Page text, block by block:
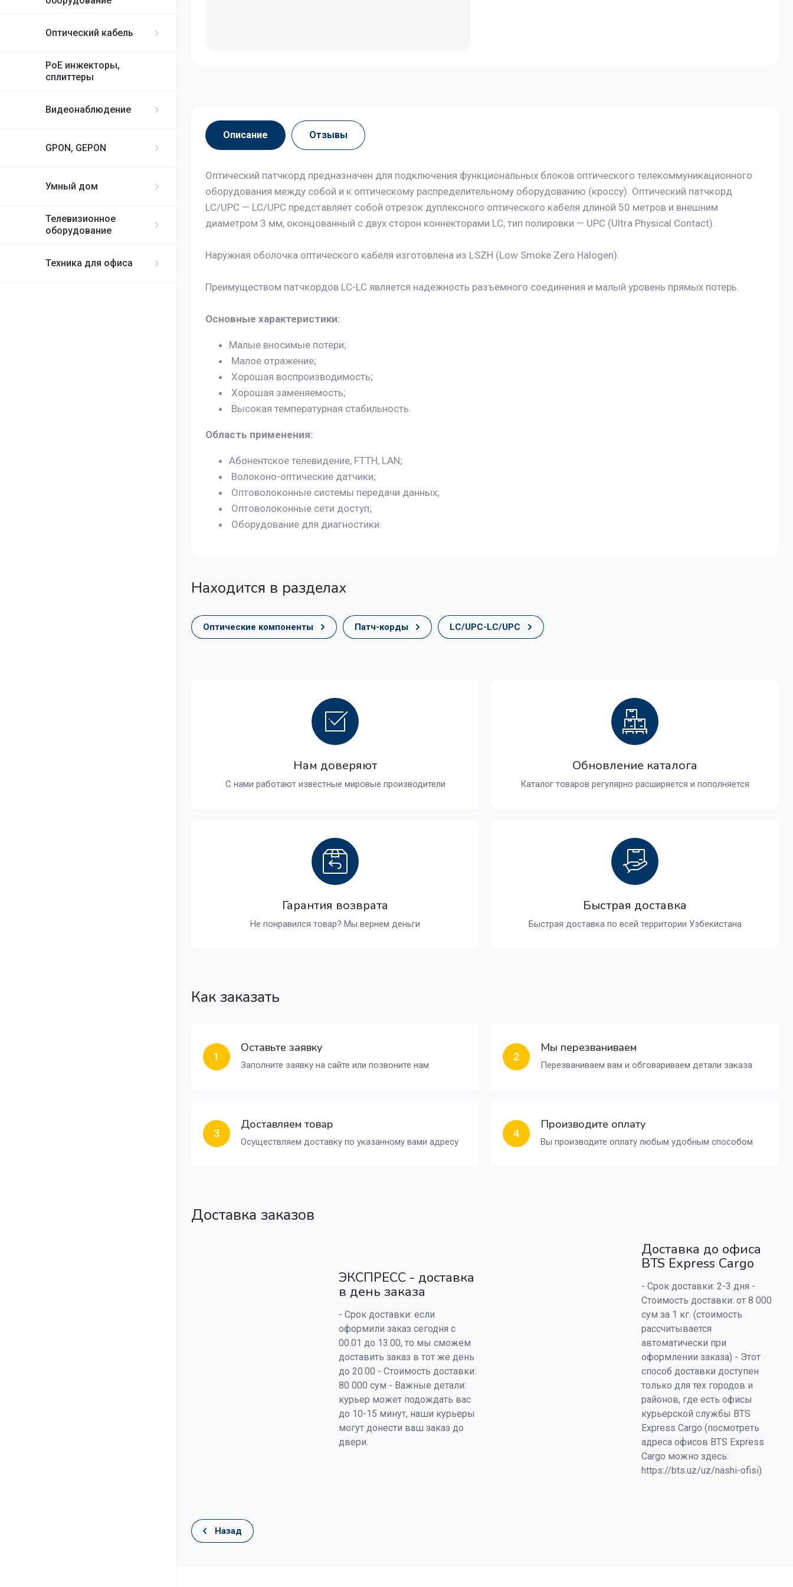
Оптический кабель
PoE инжекторы,
сплиттеры
Видеонаблюдение
GPON, GEPON
Умный дом
Телевизионное
оборудование
Техника для офиса
Описание Отзывы
Оптический патчкорд предназначен для подключения функциональных блоков оптического телекоммуникационного
оборудования между собой и к оптическому распределительному оборудованию (кроссу). Оптический патчкорд
LC/UPC — LC/UPC представляет собой отрезок дуплексного оптического кабеля длиной 50 метров и внешним
диаметром 3 мм, оконцованный с двух сторон коннекторами LC, тип полировки — UPC (Ultra Physical Contact).
Наружная оболочка оптического кабеля изготовлена из LSZH (Low Smoke Zero Halogen).
Преимуществом патчкордов LC-LC является надежность разъемного соединения и малый уровень прямых потерь.
Основные характеристики:
Малые вносимые потери;
Малое отражение;
Хорошая воспроизводимость;
Хорошая заменяемость;
Высокая температурная стабильность.
Область применения:
Абонентское телевидение, FTTH, LAN;
Волоконо-оптические датчики;
Оптоволоконные системы передачи данных;
Оптоволоконные сети доступ;
Оборудование для диагностики.
Находится в разделах
Оптические компоненты Патч-корды LC/UPC-LC/UPC
Нам доверяют
С нами работают известные мировые производители
Обновление каталога
Каталог товаров регулярно расширяется и пополняется
Гарантия возврата
Не понравился товар? Мы вернем деньги
Быстрая доставка
Быстрая доставка по всей территории Узбекистана
Как заказать
1
Оставьте заявку
Заполните заявку на сайте или позвоните нам
2
Мы перезваниваем
Перезваниваем вам и обговариваем детали заказа
3
Доставляем товар
Осуществляем доставку по указанному вами адресу
4
Производите оплату
Вы производите оплату любым удобным способом
Доставка заказов
ЭКСПРЕСС - доставка
в день заказа
- Срок доставки: если
оформили заказ сегодня с
00.01 до 13.00, то мы сможем
доставить заказ в тот же день
до 20.00 - Стоимость доставки:
80 000 сум - Важные детали:
курьер может подождать вас
до 10-15 минут, наши курьеры
могут донести ваш заказ до
двери.
Доставка до офиса
BTS Express Cargo
- Срок доставки: 2-3 дня -
Стоимость доставки: от 8 000
сум за 1 кг. (стоимость
рассчитывается
автоматически при
оформлении заказа) - Этот
способ доставки доступен
только для тех городов и
районов, где есть офисы
курьерской службы BTS
Express Cargo (посмотреть
адреса офисов BTS Express
Cargo можно здесь:
https://bts.uz/uz/nashi-ofisi)
Назад